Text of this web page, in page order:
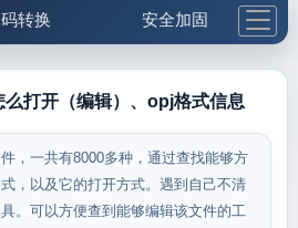
转换 安全加固
便民 更多工具
支付宝大红包
打开（编辑）、opj格式信息
，一共有8000多种，通过查找能够方
，以及它的打开方式。遇到自己不清
。可以方便查到能够编辑该文件的工